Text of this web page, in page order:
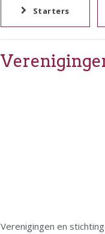
Starters
Verenigingen en